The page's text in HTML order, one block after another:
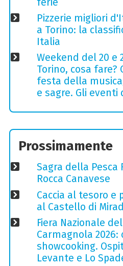
ferie
Pizzerie migliori
a Torino: la
Italia
Weekend del 20 e
Torino, cosa fare?
festa della
e sagre. Gli eventi
Prossimamente
Sagra della Pesca
Rocca Canavese
Caccia al tesoro e
al Castello di
Fiera Nazionale
Carmagnola
showcooking.
Levante e Lo